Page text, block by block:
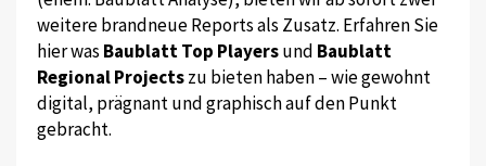
weitere brandneue Reports als Zusatz. Erfahren Sie
hier was Baublatt Top Playersund Baublatt
Regional Projectszu bieten haben – wie gewohnt
digital, prägnant und graphisch auf den Punkt
gebracht.